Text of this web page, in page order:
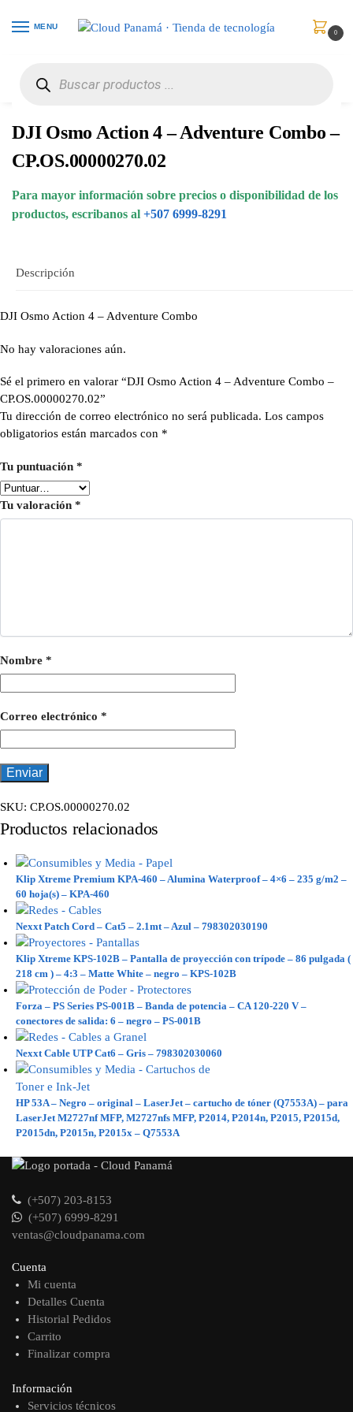
MENU
0
DJI Osmo Action 4 – Adventure Combo –
CP.OS.00000270.02
Para mayor información sobre precios o disponibilidad de los
productos, escribanos al +507 6999-8291
Descripción
DJI Osmo Action 4 – Adventure Combo
No hay valoraciones aún.
Sé el primero en valorar “DJI Osmo Action 4 – Adventure Combo –
CP.OS.00000270.02”
Tu dirección de correo electrónico no será publicada. Los campos
obligatorios están marcados con *
Tu puntuación *
Tu valoración *
Nombre *
Correo electrónico *
SKU: CP.OS.00000270.02
Productos relacionados
Klip Xtreme Premium KPA-460 – Alumina Waterproof – 4×6 – 235 g/m2 –
60 hoja(s) – KPA-460
Nexxt Patch Cord – Cat5 – 2.1mt – Azul – 798302030190
Klip Xtreme KPS-102B – Pantalla de proyección con trípode – 86 pulgada (
218 cm ) – 4:3 – Matte White – negro – KPS-102B
Forza – PS Series PS-001B – Banda de potencia – CA 120-220 V –
conectores de salida: 6 – negro – PS-001B
Nexxt Cable UTP Cat6 – Gris – 798302030060
HP 53A – Negro – original – LaserJet – cartucho de tóner (Q7553A) – para
LaserJet M2727nf MFP, M2727nfs MFP, P2014, P2014n, P2015, P2015d,
P2015dn, P2015n, P2015x – Q7553A
(+507) 203-8153
(+507) 6999-8291
ventas@cloudpanama.com
Cuenta
Mi cuenta
Detalles Cuenta
Historial Pedidos
Carrito
Finalizar compra
Información
Servicios técnicos